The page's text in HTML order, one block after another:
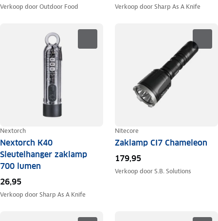
Verkoop doorOutdoor Food Verkoop doorSharp As A Knife
Nextorch
Nextorch K40
Sleutelhanger zaklamp
700 lumen
26,95
Verkoop doorSharp As A Knife
Nitecore
Zaklamp CI7 Chameleon
179,95
Verkoop doorS.B. Solutions